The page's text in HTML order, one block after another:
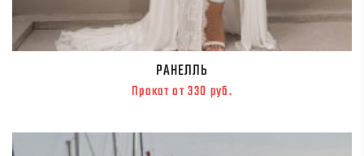
РАНЕЛЛЬ
Прокат от 330 руб.